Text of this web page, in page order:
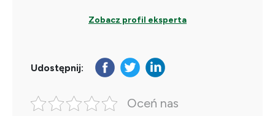
Zobacz profil eksperta
Udostępnij:
Oceń nas